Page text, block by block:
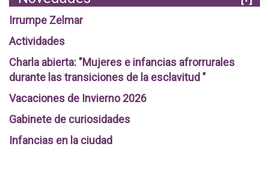
Irrumpe Zelmar
Actividades
Charla abierta: "Mujeres e infancias afrorrurales
durante las transiciones de la esclavitud "
Vacaciones de Invierno 2026
Gabinete de curiosidades
Infancias en la ciudad